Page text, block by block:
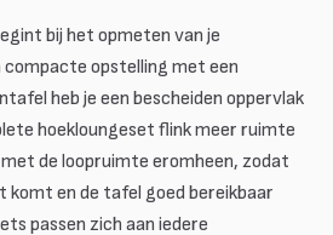
bij het opmeten van je
opstelling met een
heb je een bescheiden oppervlak
hoekloungeset flink meer ruimte
de loopruimte eromheen, zodat
komt en de tafel goed bereikbaar
passen zich aan iedere